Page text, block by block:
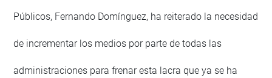
Públicos, Fernando Domínguez, ha reiterado la necesidad
de incrementar los medios por parte de todas las
administraciones para frenar esta lacra que ya se ha